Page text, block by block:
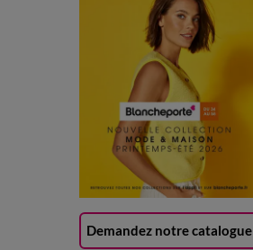
Demandez notre catalogue